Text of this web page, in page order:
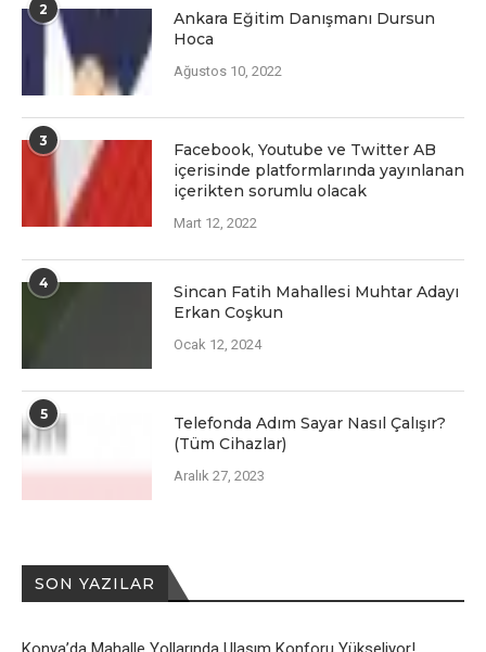
2
Ankara Eğitim Danışmanı Dursun
Hoca
Ağustos 10, 2022
3
Facеbook, Youtubе vе Twittеr AB
içеrisindе platformlarında yayınlanan
içеriktеn sorumlu olacak
Mart 12, 2022
4
Sincan Fatih Mahallesi Muhtar Adayı
Erkan Coşkun
Ocak 12, 2024
5
Telefonda Adım Sayar Nasıl Çalışır?
(Tüm Cihazlar)
Aralık 27, 2023
SON YAZILAR